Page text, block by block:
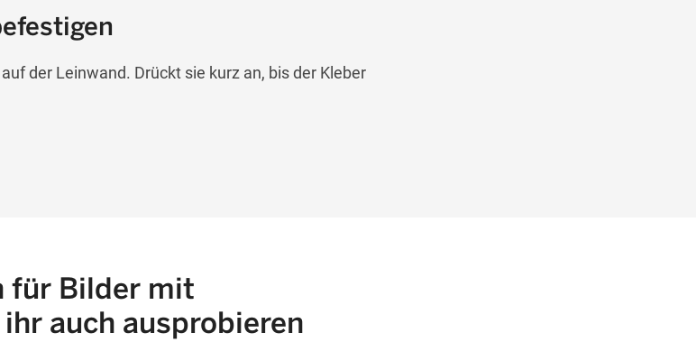
der Leinwand. Drückt sie kurz an, bis der Kleber
für Bilder mit
auch ausprobieren